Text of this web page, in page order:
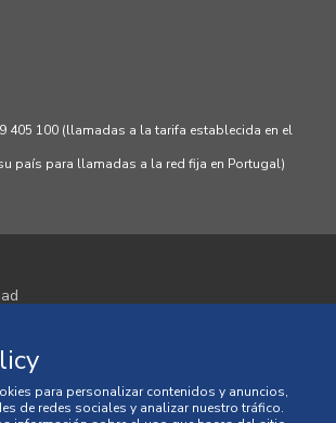
405 100 (llamadas a la tarifa establecida en el
país para llamadas a la red fija en Portugal)
para personalizar contenidos y anuncios,
de redes sociales y analizar nuestro tráfico.